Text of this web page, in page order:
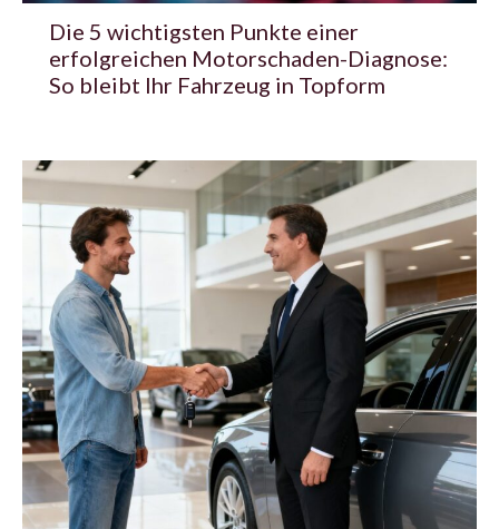
Die 5 wichtigsten Punkte einer
erfolgreichen Motorschaden-Diagnose:
So bleibt Ihr Fahrzeug in Topform